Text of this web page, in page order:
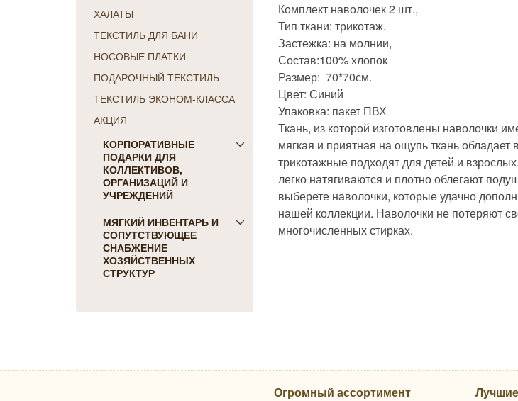
ХАЛАТЫ
ТЕКСТИЛЬ ДЛЯ БАНИ
НОСОВЫЕ ПЛАТКИ
ПОДАРОЧНЫЙ ТЕКСТИЛЬ
ТЕКСТИЛЬ ЭКОНОМ-КЛАССА
АКЦИЯ
КОРПОРАТИВНЫЕ
ПОДАРКИ ДЛЯ
КОЛЛЕКТИВОВ,
ОРГАНИЗАЦИЙ И
УЧРЕЖДЕНИЙ
ПОДАРКИ ДЛЯ КОГО:
Женщинам
Коллегам
Мужчинам
День Победы
МЯГКИЙ ИНВЕНТАРЬ И
СОПУТСТВУЮЩЕЕ
СНАБЖЕНИЕ
ХОЗЯЙСТВЕННЫХ
СТРУКТУР
Комплект наволочек 2 шт.,
Тип ткани: трикотаж.
Застежка: на молнии,
Состав:100% хлопок
Размер: 70*70см.
Цвет: Синий
Упаковка: пакет ПВХ
Ткань, из которой изготовлены наволочки
мягкая и приятная на ощупь ткань
трикотажные подходят для детей и
легко натягиваются и плотно облегают
выберете наволочки, которые удачно
нашей коллекции. Наволочки не потеряют
многочисленных стирках.
Огромный ассортимент